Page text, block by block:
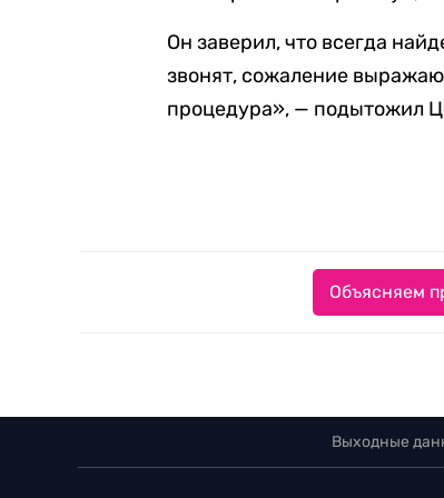
Он заверил, что всегда
звонят, сожаление
процедура», — подытожил
Объясняем
Выходные